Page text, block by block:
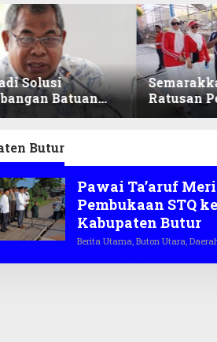
Solusi
Batuan
ex-Golongan
Ratusan
Butur
Pawai Ta’aruf
Pembukaan STQ
Kabupaten Butur
Berita Utama, Buton Utara,